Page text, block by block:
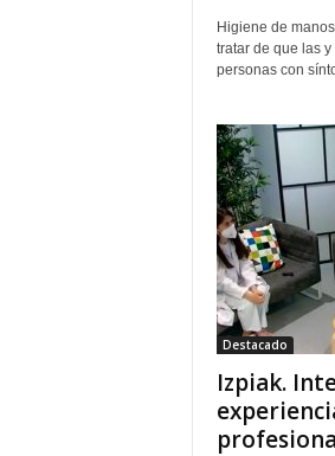
Higiene de
tratar de que las
personas con
Destacado
Izpiak.